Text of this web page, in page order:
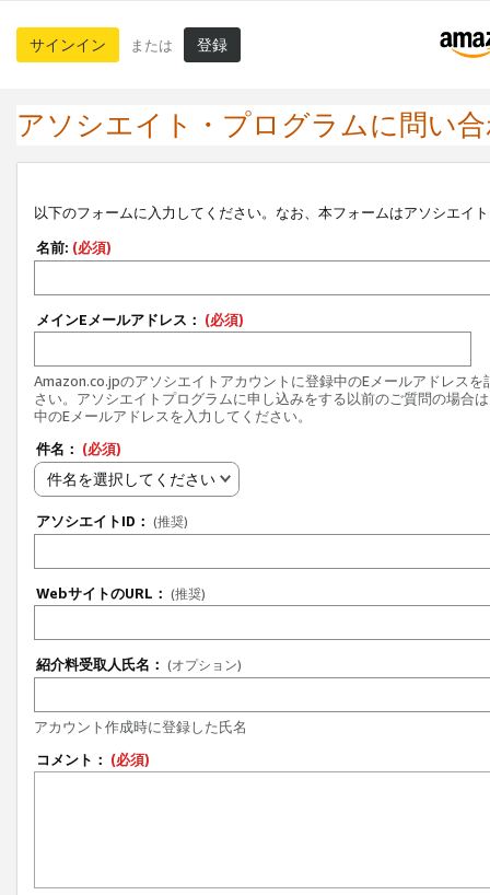
サインイン または 登録
アソシエイト・プログラムに問い
以下のフォームに入力してください。なお、本フォームはアソシエイ
名前: (必須)
メインEメールアドレス： (必須)
Amazon.co.jpのアソシエイトアカウントに登録中のEメールアドレスを
さい。アソシエイトプログラムに申し込みをする以前のご質問の場合
中のEメールアドレスを入力してください。
件名： (必須)
件名を選択してください
アソシエイトID： (推奨)
WebサイトのURL： (推奨)
紹介料受取人氏名： (オプション)
アカウント作成時に登録した氏名
コメント： (必須)